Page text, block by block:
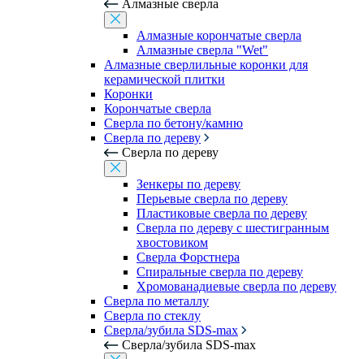
Алмазные сверла
Алмазные корончатые сверла
Алмазные сверла "Wet"
Алмазные сверлильные коронки для
керамической плитки
Коронки
Корончатые сверла
Сверла по бетону/камню
Сверла по дереву
Сверла по дереву
Зенкеры по дереву
Перьевые сверла по дереву
Пластиковые сверла по дереву
Сверла по дереву с шестигранным
хвостовиком
Сверла Форстнера
Спиральные сверла по дереву
Хромованадиевые сверла по дереву
Сверла по металлу
Сверла по стеклу
Сверла/зубила SDS-max
Сверла/зубила SDS-max